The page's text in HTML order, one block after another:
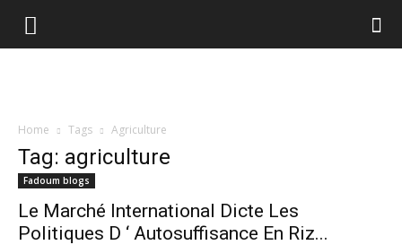
Home Tags Agriculture
Tag: agriculture
Fadoum blogs
Le Marché International Dicte Les
Politiques D ‘ Autosuffisance En Riz...